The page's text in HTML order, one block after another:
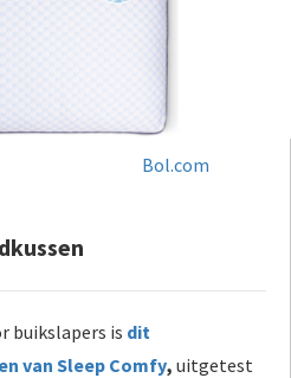
Bol.com
buikslapers is dit
van Sleep Comfy, uitgetest